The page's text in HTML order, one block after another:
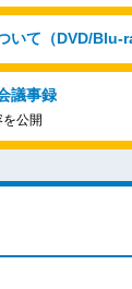
いて（DVD/Blu-
議事録
公開